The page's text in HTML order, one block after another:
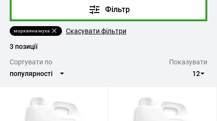
морквяна муха Скасувати фільтри
Фільтр
3 позиції
Cортувати по
Показувати